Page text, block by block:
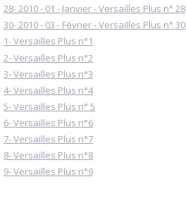
28- 2010 - 01 - Janvier - Versailles Plus n° 28
30- 2010 - 03 - Février - Versailles Plus n° 30
1- Versailles Plus n°1
2- Versailles Plus n°2
3- Versailles Plus n°3
4- Versailles Plus n°4
5- Versailles Plus n° 5
6- Versailles Plus n°6
7- Versailles Plus n°7
8- Versailles Plus n°8
9- Versailles Plus n°9